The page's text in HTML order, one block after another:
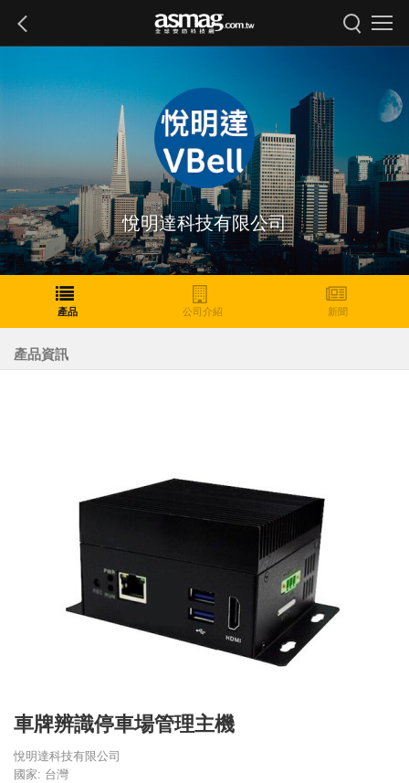
悅明達科技有限公司
產品 公司介紹 新聞
產品資訊
車牌辨識停車場管理主機
悅明達科技有限公司
國家: 台灣